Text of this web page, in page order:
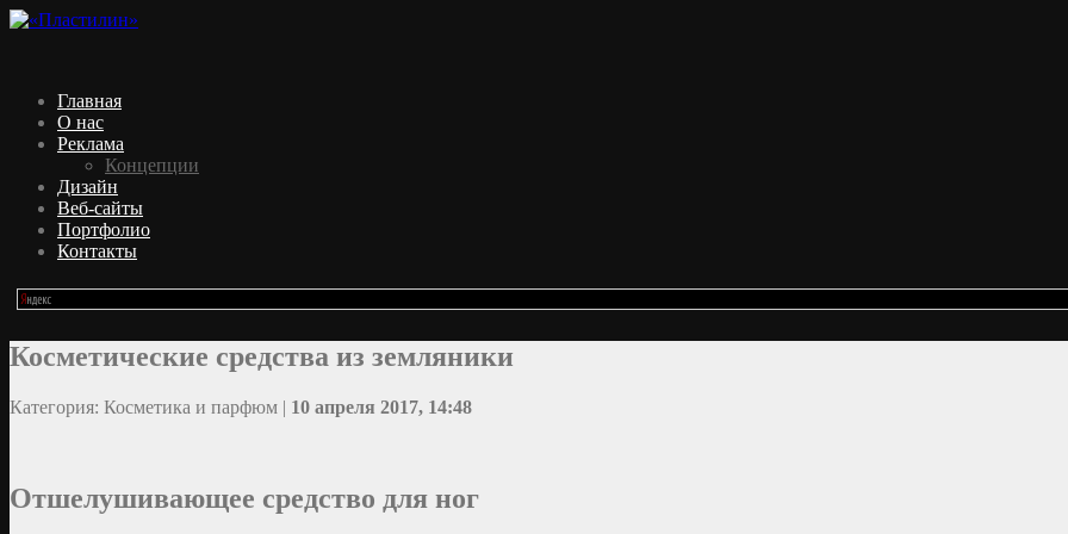
Главная
О нас
Реклама
Концепции
Дизайн
Веб-сайты
Портфолио
Контакты
Косметические средства из земляники
Категория: Косметика и парфюм | 10 апреля 2017, 14:48
Отшелушивающее средство для ног